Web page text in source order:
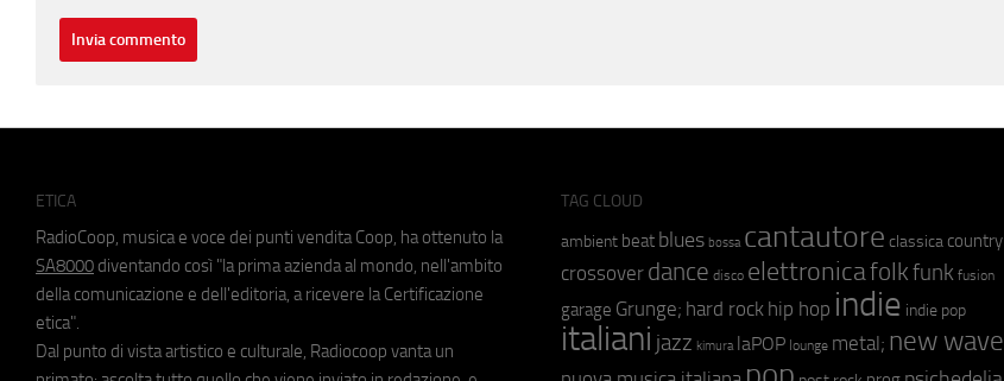
ETICA
RadioCoop, musica e voce dei punti vendita Coop, ha ottenuto la
SA8000 diventando così "la prima azienda al mondo, nell'ambito
della comunicazione e dell'editoria, a ricevere la Certificazione
etica".
Dal punto di vista artistico e culturale, Radiocoop vanta un
TAG CLOUD
ambient beat blues bossa cantautore classica country
crossover dance disco elettronicafolkfunk fusion
garage Grunge; hard rock hip hop indie indie pop
italiani jazz kimura laPOP lounge metal; new wave